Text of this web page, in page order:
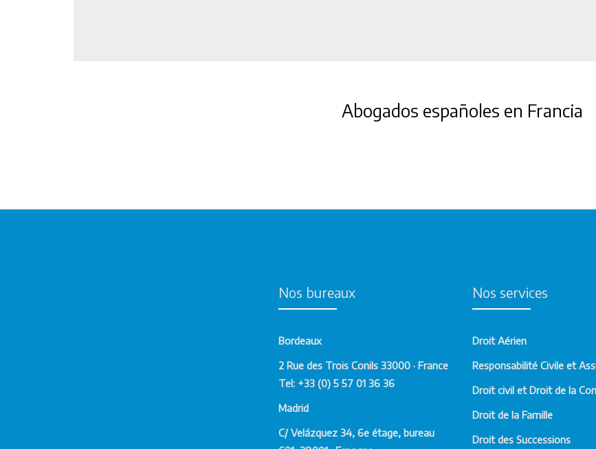
Abogados españoles en Francia
inmigración y la inversión hasta la resolución de disputas internacionales y la
españoles en Francia están familiarizados con las diferencias legales y culturales
Beneficios de contratar abogados españoles en Francia
Contratar abogados españoles en Francia ofrece una serie de beneficios
Los abogados españoles en Francia pueden ser una buena opción para los clientes
representación legal en asuntos relacionados con Francia y España. Pueden ayudar a
Nos bureaux
Bordeaux
2 Rue des Trois Conils 33000 · France
Tel: +33 (0) 5 57 01 36 36
Madrid
C/ Velázquez 34, 6e étage, bureau
Nos services
Droit Aérien
Responsabilité Civile et
Droit civil et Droit de la
Droit de la Famille
Droit des Successions